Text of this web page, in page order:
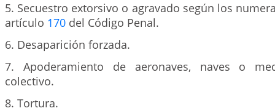
5. Secuestro extorsivo o agravado según los
artículo 170 del Código Penal.
6. Desaparición forzada.
7. Apoderamiento de aeronaves, naves o
colectivo.
8. Tortura.